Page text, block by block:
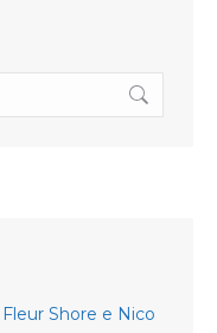
Shore e Nico